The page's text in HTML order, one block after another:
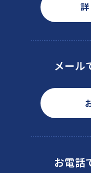
メール
お電話